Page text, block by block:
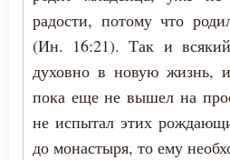
радости, потому что
(Ин. 16:21). Так и всякий
духовно в новую жизнь,
пока еще не вышел на
не испытал этих
до монастыря, то ему